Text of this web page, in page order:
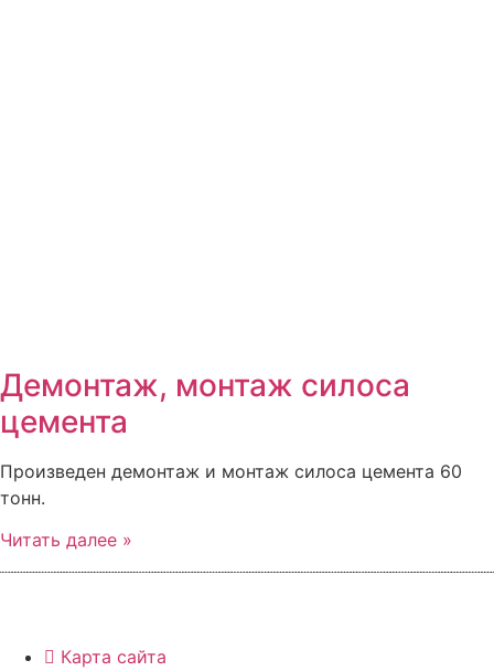
Демонтаж, монтаж силоса
цемента
Произведен демонтаж и монтаж силоса цемента 60
тонн.
Читать далее »
Карта сайта